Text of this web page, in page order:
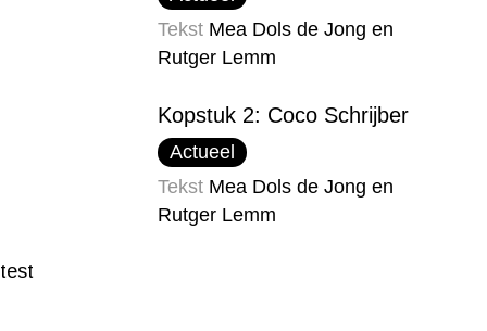
Tekst Mea Dols de Jong en
Rutger Lemm
Kopstuk 2: Coco Schrijber
Actueel
Tekst Mea Dols de Jong en
Rutger Lemm
test